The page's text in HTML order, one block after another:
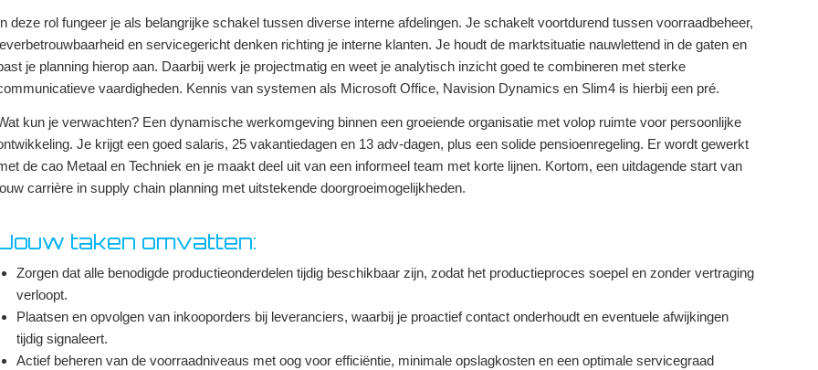
deze rol fungeer je als belangrijke schakel tussen diverse interne afdelingen. Je schakelt voortdurend tussen voorraadbeheer,
en servicegericht denken richting je interne klanten. Je houdt de marktsituatie nauwlettend in de gaten en
je planning hierop aan. Daarbij werk je projectmatig en weet je analytisch inzicht goed te combineren met sterke
vaardigheden. Kennis van systemen als Microsoft Office, Navision Dynamics en Slim4 is hierbij een pré.
kun je verwachten? Een dynamische werkomgeving binnen een groeiende organisatie met volop ruimte voor persoonlijke
Je krijgt een goed salaris, 25 vakantiedagen en 13 adv-dagen, plus een solide pensioenregeling. Er wordt gewerkt
de cao Metaal en Techniek en je maakt deel uit van een informeel team met korte lijnen. Kortom, een uitdagende start van
carrière in supply chain planning met uitstekende doorgroeimogelijkheden.
taken omvatten:
Zorgen dat alle benodigde productieonderdelen tijdig beschikbaar zijn, zodat het productieproces soepel en zonder vertraging
verloopt.
Plaatsen en opvolgen van inkooporders bij leveranciers, waarbij je proactief contact onderhoudt en eventuele afwijkingen
tijdig signaleert.
Actief beheren van de voorraadniveaus met oog voor efficiëntie, minimale opslagkosten en een optimale servicegraad